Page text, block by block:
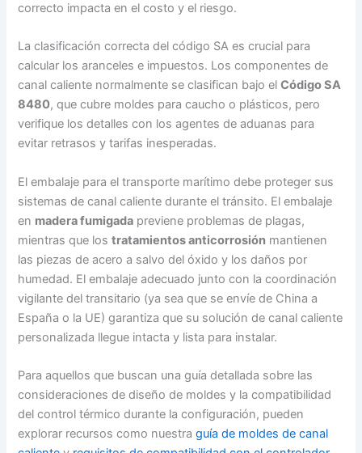
correcto impacta en el costo y el riesgo.
La clasificación correcta del código SA es crucial para
calcular los aranceles e impuestos. Los componentes de
canal caliente normalmente se clasifican bajo elCódigo SA
8480, que cubre moldes para caucho o plásticos, pero
verifique los detalles con los agentes de aduanas para
evitar retrasos y tarifas inesperadas.
El embalaje para el transporte marítimo debe proteger sus
sistemas de canal caliente durante el tránsito. El embalaje
en madera fumigada previene problemas de plagas,
mientras que lostratamientos anticorrosión mantienen
las piezas de acero a salvo del óxido y los daños por
humedad. El embalaje adecuado junto con la coordinación
vigilante del transitario (ya sea que se envíe de China a
España o la UE) garantiza que su solución de canal caliente
personalizada llegue intacta y lista para instalar.
Para aquellos que buscan una guía detallada sobre las
consideraciones de diseño de moldes y la compatibilidad
del control térmico durante la configuración, pueden
explorar recursos como nuestraguía de moldes de canal